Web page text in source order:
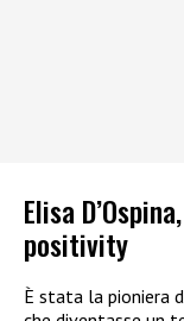
Elisa
positivity
È stata la pioniera